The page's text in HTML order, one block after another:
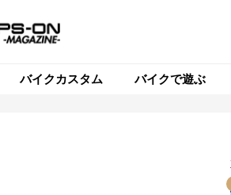
バイクカスタム バイクで遊ぶ